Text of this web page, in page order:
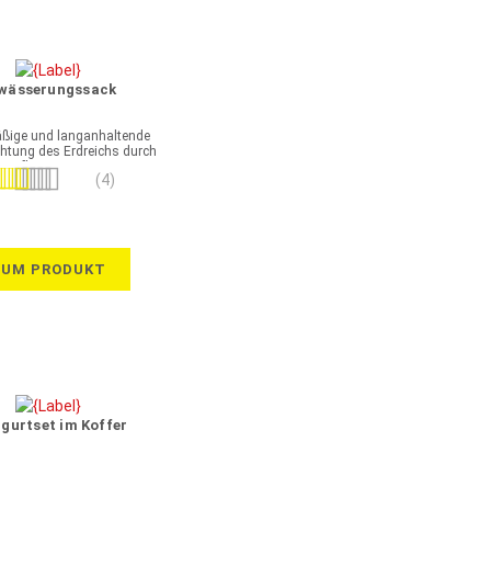
und langanhaltende
des Erdreichs durch
(4)
PRODUKT
im Koffer